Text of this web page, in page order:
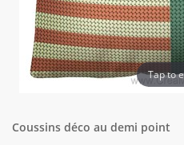
Tap to
Coussins déco au demi point